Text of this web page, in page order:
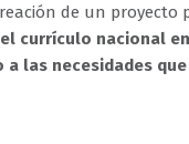
de un proyecto
currículo nacional
a las necesidades